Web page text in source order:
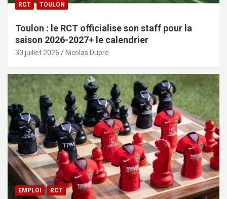
RCT TOULON
Toulon : le RCT officialise son staff pour la
saison 2026-2027+ le calendrier
30 juillet 2026 Nicolas Dupre
EMPLOI RCT